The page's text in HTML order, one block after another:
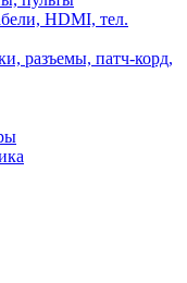
HDMI, тел.
разъемы, патч-корд,